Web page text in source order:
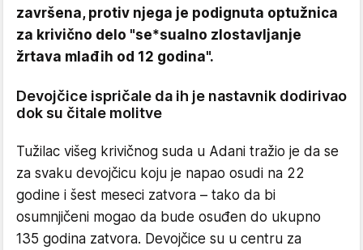
završena, protiv njega je podignuta optužnica
za krivično delo "se*sualno zlostavljanje
žrtava mlađih od 12 godina".
Devojčice ispričale da ih je nastavnik dodirivao
dok su čitale molitve
Tužilac višeg krivičnog suda u Adani tražio je da se
za svaku devojčicu koju je napao osudi na 22
godine i šest meseci zatvora – tako da bi
osumnjičeni mogao da bude osuđen do ukupno
135 godina zatvora. Devojčice su u centru za